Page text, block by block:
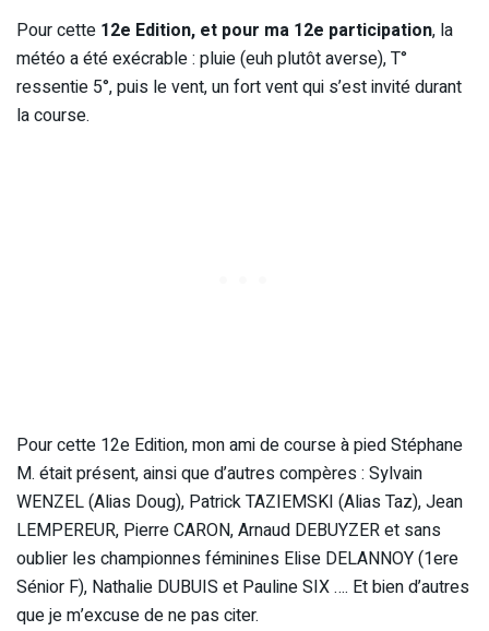
Pour cette 12e Edition, et pour ma 12e participation, la
météo a été exécrable : pluie (euh plutôt averse), T°
ressentie 5°, puis le vent, un fort vent qui s’est invité durant
la course.
Pour cette 12e Edition, mon ami de course à pied Stéphane
M. était présent, ainsi que d’autres compères : Sylvain
WENZEL (Alias Doug), Patrick TAZIEMSKI (Alias Taz), Jean
LEMPEREUR, Pierre CARON, Arnaud DEBUYZER et sans
oublier les championnes féminines Elise DELANNOY (1ere
Sénior F), Nathalie DUBUIS et Pauline SIX …. Et bien d’autres
que je m’excuse de ne pas citer.